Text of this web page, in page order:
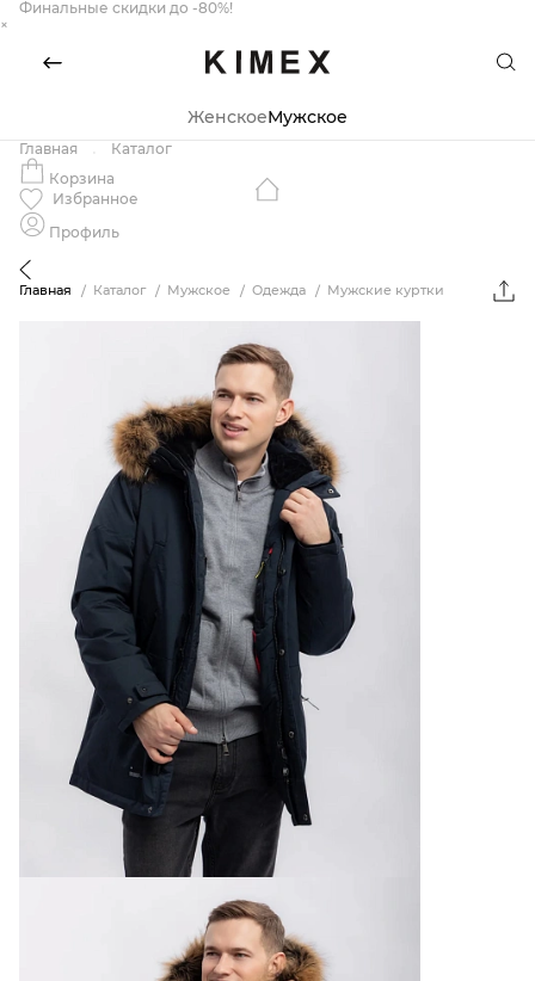
Финальные скидки до -80%!
×
ЖенскоеМужское
Главная
Каталог
Корзина
Избранное
Профиль
Главная Каталог Мужское Одежда Мужские куртки